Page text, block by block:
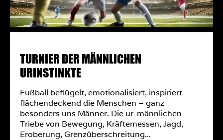
TURNIER DER MÄNNLICHEN
URINSTINKTE
Fußball beflügelt, emotionalisiert, inspiriert
flächendeckend die Menschen – ganz
besonders uns Männer. Die ur-männlichen
Triebe von Bewegung, Kräftemessen, Jagd,
Eroberung, Grenzüberschreitung...